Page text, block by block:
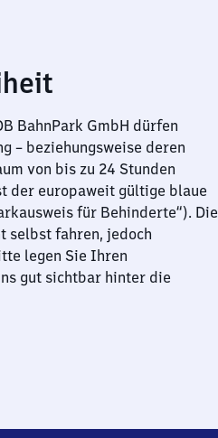
BahnPark GmbH dürfen
– beziehungsweise deren
von bis zu 24 Stunden
der europaweit gültige blaue
für Behinderte“). Die
selbst fahren, jedoch
legen Sie Ihren
gut sichtbar hinter die